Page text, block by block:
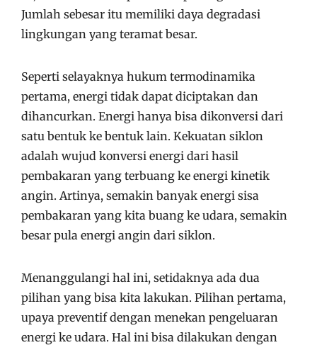
Jumlah sebesar itu memiliki daya degradasi
lingkungan yang teramat besar.
Seperti selayaknya hukum termodinamika
pertama, energi tidak dapat diciptakan dan
dihancurkan. Energi hanya bisa dikonversi dari
satu bentuk ke bentuk lain. Kekuatan siklon
adalah wujud konversi energi dari hasil
pembakaran yang terbuang ke energi kinetik
angin. Artinya, semakin banyak energi sisa
pembakaran yang kita buang ke udara, semakin
besar pula energi angin dari siklon.
Menanggulangi hal ini, setidaknya ada dua
pilihan yang bisa kita lakukan. Pilihan pertama,
upaya preventif dengan menekan pengeluaran
energi ke udara. Hal ini bisa dilakukan dengan